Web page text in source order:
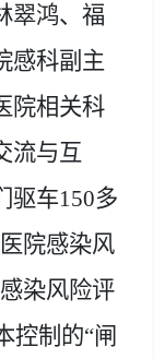
翠鸿、福
感科副主
院相关科
流与互
驱车150多
院感染风
染风险评
控制的“闸